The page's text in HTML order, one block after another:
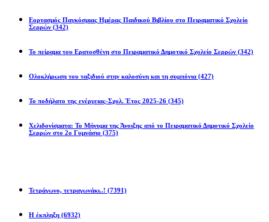
Εορτασμός Παγκόσμιας Ημέρας Παιδικού Βιβλίου στο Πειραματικό Σχολείο
Σερρών (342)
Το πείραμα του Ερατοσθένη στο Πειραματικό Δημοτικό Σχολείο Σερρών (342)
Ολοκλήρωση του ταξιδιού στην καλοσύνη και τη συμπόνια (427)
Το ποδήλατο της ενέργειας-Σχολ. Έτος 2025-26 (345)
Χελιδονίσματα: Το Μήνυμα της Άνοιξης από το Πειραματικό Δημοτικό Σχολείο
Σερρών στο 2ο Γυμνάσιο (375)
Τετράγωνο, τετραγωνάκι..! (7391)
Η έκπληξη (6932)